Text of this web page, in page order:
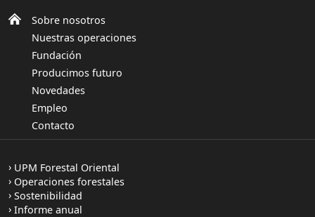
Sobre nosotros
Nuestras operaciones
Fundación
Producimos futuro
Novedades
Empleo
Contacto
UPM Forestal Oriental
Operaciones forestales
Sostenibilidad
Informe anual